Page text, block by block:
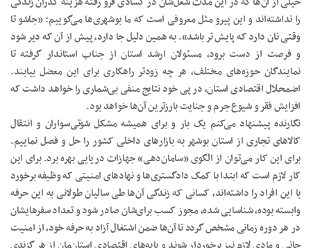
را نداشته‌اند و این پیرو مثل معروفی است که ما بوشهری‌ها می‌گوییم: «جاشو تا
وقتی نان دارد که پایش تر باشد». به همین دلیل جا دارد، پیش از آن که دیر شود
و فرصت از دست برود، مسئولان ارشد استان از جناب استاندار گرفته تا
نمایندگان حوزه‌های مختلف، هر چه زودتر راهکاری برای این معضل بیابند.
اضمحلال اقتصادی استان، در پی خود نتایج منفی بی‌شماری را خواهد داشت که
افزایش فقر و شیوع جرم و جنایت بارزترین آن‌ها خواهد بود.
نگارنده پیشنهاد می‌کنم یک بار و برای همیشه مشکل شوتی‌سواران و انتقال
کالاهای تجاری از استان بوشهر به بازارهای داخلی کشور را حل و فصل نماییم.
برای این کار می‌توان از الگوی «سامان‌دهی» جهازات دریایی بهره برد. برای این
کار لازم است که ابتدا با کمک دادگستری‌ها و نهادهای امنیتی که وظیفه برخورد
با این افراد را داشته‌اند، کسانی که زندگی آن‌ها طی سالیان طولانی به این حرفه
وابسته بوده، شناسایی شده، مجوز کسب برای‌شان صادر شود و تعداد سفرهایشان
در هر دوره زمانی مشخص گردد تا آن‌ها ضمن اشتغال آزاد به حرفه خود، از امنیت